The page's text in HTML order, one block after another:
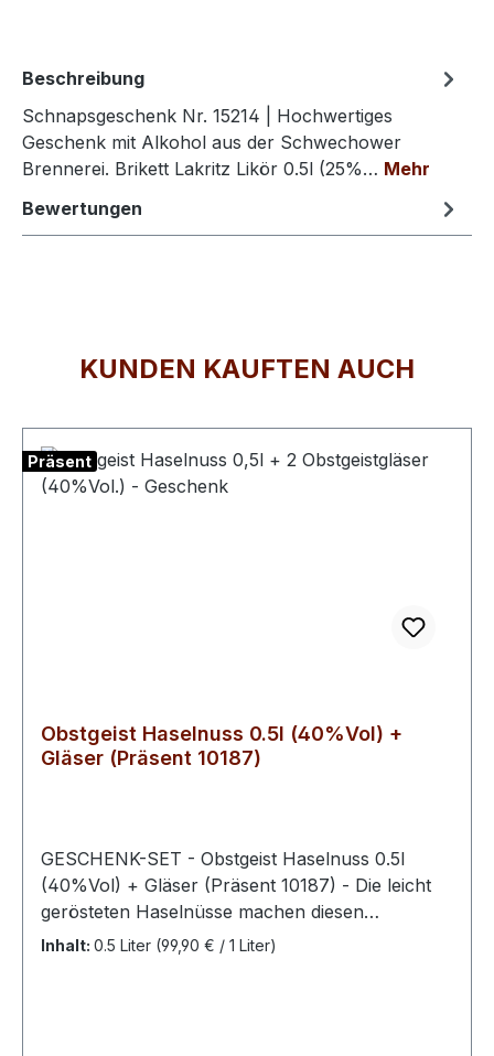
Beschreibung
Schnapsgeschenk Nr. 15214 | Hochwertiges
Geschenk mit Alkohol aus der Schwechower
Brennerei. Brikett Lakritz Likör 0.5l (25%… Mehr
Bewertungen
KUNDEN KAUFTEN AUCH
Präsent
Obstgeist Haselnuss 0.5l (40%Vol) +
Gläser (Präsent 10187)
GESCHENK-SET - Obstgeist Haselnuss 0.5l
(40%Vol) + Gläser (Präsent 10187) - Die leicht
gerösteten Haselnüsse machen diesen
Haselnussgeist besonders fein. Dieser wird
Inhalt: 0.5 Liter (99,90 € / 1 Liter)